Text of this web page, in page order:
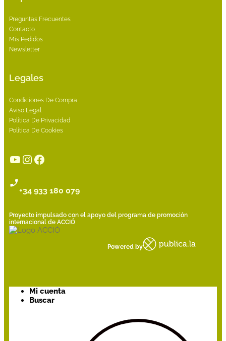
Preguntas Frecuentes
Contacto
Mis Pedidos
Newsletter
Legales
Condiciones De Compra
Aviso Legal
Política De Privacidad
Política De Cookies
YouTube
Instagram
Facebook
+34 933 180 079
Proyecto impulsado con el apoyo del programa de promoción
internacional de ACCIÓ
Powered by
Mi cuenta
Buscar